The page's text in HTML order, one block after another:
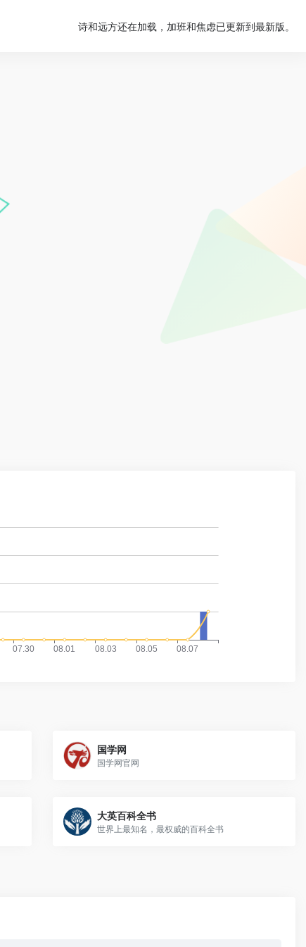
诗和远方还在加载，加班和焦虑已更新到最新版。
国学网
国学网官网
大英百科全书
世界上最知名，最权威的百科全书